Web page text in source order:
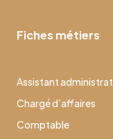
Fiches métiers
Assistant
Chargé d’affaires
Comptable